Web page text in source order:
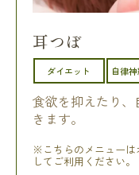
耳つぼ
ダイエット 自律
食欲を抑えたり
きます。
※こちらのメニューは
してご利用ください。